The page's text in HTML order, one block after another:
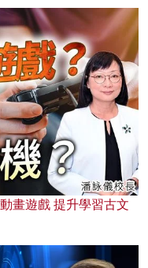
畫遊戲 提升學習古文